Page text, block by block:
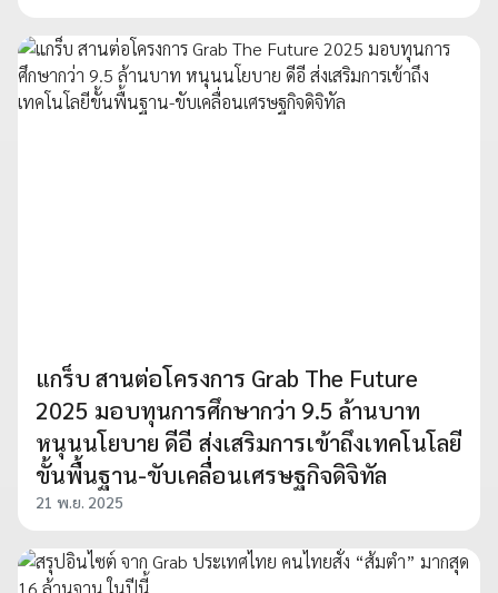
แกร็บ สานต่อโครงการ Grab The Future
2025 มอบทุนการศึกษากว่า 9.5 ล้านบาท
หนุนนโยบาย ดีอี ส่งเสริมการเข้าถึงเทคโนโลยี
ขั้นพื้นฐาน-ขับเคลื่อนเศรษฐกิจดิจิทัล
21 พ.ย. 2025